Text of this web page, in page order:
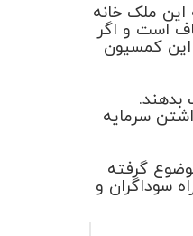
ملک خانه
است و اگر
این کمسیون
بدهند.
سرمایه
گرفته
سوداگران و